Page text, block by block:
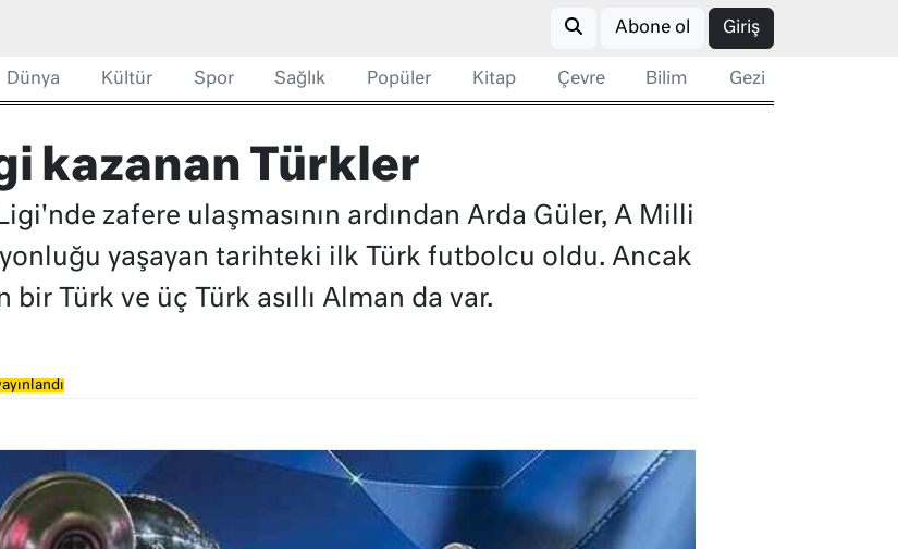
Abone ol Giriş
Dünya Kültür Spor Sağlık Popüler Kitap Çevre Bilim Gezi
kazanan Türkler
zafere ulaşmasının ardından Arda Güler, A Milli
yaşayan tarihteki ilk Türk futbolcu oldu. Ancak
Türk ve üç Türk asıllı Alman da var.